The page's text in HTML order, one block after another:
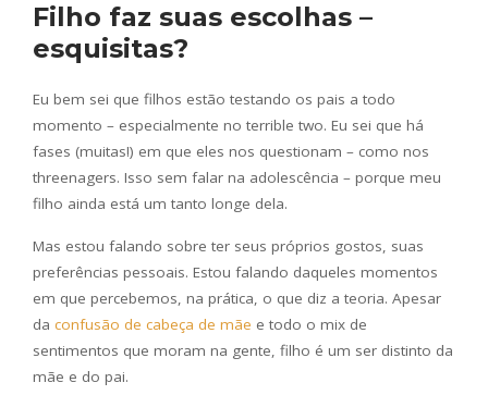
Filho faz suas escolhas –
esquisitas?
Eu bem sei que filhos estão testando os pais a todo
momento – especialmente no terrible two. Eu sei que há
fases (muitas!) em que eles nos questionam – como nos
threenagers. Isso sem falar na adolescência – porque meu
filho ainda está um tanto longe dela.
Mas estou falando sobre ter seus próprios gostos, suas
preferências pessoais. Estou falando daqueles momentos
em que percebemos, na prática, o que diz a teoria. Apesar
da confusão de cabeça de mãe e todo o mix de
sentimentos que moram na gente, filho é um ser distinto da
mãe e do pai.